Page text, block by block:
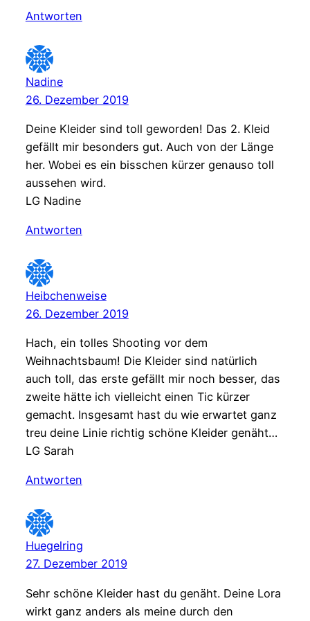
Antworten
Nadine
26. Dezember 2019
Deine Kleider sind toll geworden! Das 2. Kleid
gefällt mir besonders gut. Auch von der Länge
her. Wobei es ein bisschen kürzer genauso toll
aussehen wird.
LG Nadine
Antworten
Heibchenweise
26. Dezember 2019
Hach, ein tolles Shooting vor dem
Weihnachtsbaum! Die Kleider sind natürlich
auch toll, das erste gefällt mir noch besser, das
zweite hätte ich vielleicht einen Tic kürzer
gemacht. Insgesamt hast du wie erwartet ganz
treu deine Linie richtig schöne Kleider genäht…
LG Sarah
Antworten
Huegelring
27. Dezember 2019
Sehr schöne Kleider hast du genäht. Deine Lora
wirkt ganz anders als meine durch den